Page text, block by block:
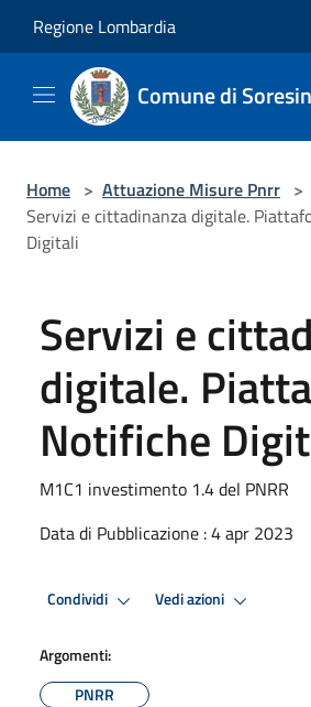
Regione Lombardia
Comune di
Home > Attuazione Misure Pnrr >
Servizi e cittadinanza digitale.
Digitali
Servizi e
digitale.
Notifiche
M1C1 investimento 1.4 del PNRR
Data di Pubblicazione : 4 apr 2023
Condividi Vedi azioni
Argomenti:
PNRR